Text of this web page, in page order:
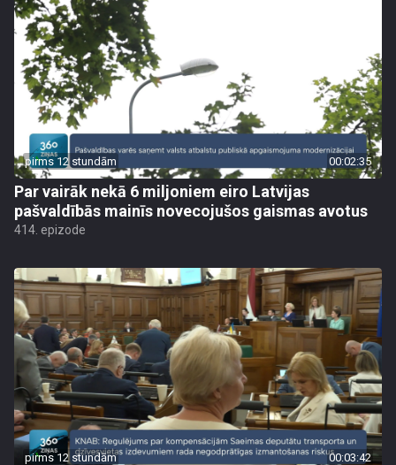
pirms 12 stundām 00:02:35
Par vairāk nekā 6 miljoniem eiro Latvijas
pašvaldībās mainīs novecojušos gaismas avotus
414. epizode
pirms 12 stundām 00:03:42